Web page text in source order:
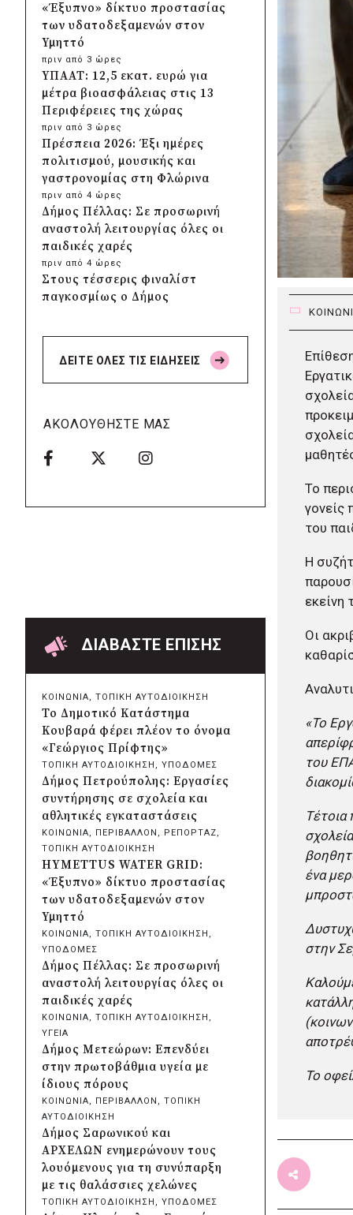
Το
γονείς
του
Η
εκείνη
Οι
«Το
του
Τέτοια
ένα
στην
Το
«Έξυπνο» δίκτυο προστασίας
των υδατοδεξαμενών στον
Υμηττό
πριν από 3 ώρες
ΥΠΑΑΤ: 12,5 εκατ. ευρώ για
μέτρα βιοασφάλειας στις 13
Περιφέρειες της χώρας
πριν από 3 ώρες
Πρέσπεια 2026: Έξι ημέρες
πολιτισμού, μουσικής και
γαστρονομίας στη Φλώρινα
πριν από 4 ώρες
Δήμος Πέλλας: Σε προσωρινή
αναστολή λειτουργίας όλες οι
παιδικές χαρές
πριν από 4 ώρες
Στους τέσσερις φιναλίστ
παγκοσμίως ο Δήμος
Δήμος Μετεώρων: Επενδύει
στην πρωτοβάθμια υγεία με
Δήμος Παπάγου-Χολαργού:
Επαναλαμβανόμενοι
βανδαλισμοί στο δίκτυο
το εκκλησάκι της
Μεταμόρφωσης του Σωτήρος
πριν από 5 ώρες
Περιφέρεια Αττικής: Έξι
ψηφιακή μετάβαση των
επιχειρήσεων
πριν από 5 ώρες
Δήμος Σαρωνικού και
ΑΡΧΕΛΩΝ ενημερώνουν τους
λουόμενους για τη συνύπαρξη
με τις θαλάσσιες χελώνες
πριν από 5 ώρες
Δήμος Κυθήρων: Απαγόρευση
πρόσβασης στην παραλία
Λυκοδήμου για λόγους
ασφαλείας
πριν από 6 ώρες
Προφυλακίστηκε ο δήμαρχος
Στυλίδας για τη φωτιά στη
Βοιωτία – Σε αναστολή το
αιολικό πάρκο
πριν από μία μέρα
Δήμος Ηλιούπολης: Εργασίες
αναβάθμισης στα αθλητικά
κέντρα ενόψει της νέας χρονιάς
πριν από μία μέρα
Περιφέρεια Κεντρικής
Μακεδονίας: Λύση για τη
μεταφορά 16.500 μαθητών
πριν από μία μέρα
Περιφέρεια Στερεάς Ελλάδας:
Ενίσχυση του ΕΣΥ με 34 νέα
ασθενοφόρα από πόρους του
ΕΣΠΑ
ΔΕΙΤΕ ΟΛΕΣ ΤΙΣ ΕΙΔΗΣΕΙΣ
ΑΚΟΛΟΥΘΗΣΤΕ ΜΑΣ
ΔΙΑΒΑΣΤΕ ΕΠΙΣΗΣ
ΚΟΙΝΩΝΙΑ, ΤΟΠΙΚΗ ΑΥΤΟΔΙΟΙΚΗΣΗ
Το Δημοτικό Κατάστημα
Κουβαρά φέρει πλέον το όνομα
«Γεώργιος Πρίφτης»
ΤΟΠΙΚΗ ΑΥΤΟΔΙΟΙΚΗΣΗ , ΥΠΟΔΟΜΕΣ
Δήμος Πετρούπολης: Εργασίες
συντήρησης σε σχολεία και
αθλητικές εγκαταστάσεις
ΚΟΙΝΩΝΙΑ, ΠΕΡΙΒΑΛΛΟΝ , ΡΕΠΟΡΤΑΖ
ΤΟΠΙΚΗ ΑΥΤΟΔΙΟΙΚΗΣΗ
HYMETTUS WATER GRID:
«Έξυπνο» δίκτυο προστασίας
των υδατοδεξαμενών στον
Υμηττό
ΚΟΙΝΩΝΙΑ, ΤΟΠΙΚΗ ΑΥΤΟΔΙΟΙΚΗΣΗ
ΥΠΟΔΟΜΕΣ
Δήμος Πέλλας: Σε προσωρινή
αναστολή λειτουργίας όλες οι
παιδικές χαρές
ΚΟΙΝΩΝΙΑ, ΤΟΠΙΚΗ ΑΥΤΟΔΙΟΙΚΗΣΗ
ΥΓΕΙΑ
Δήμος Μετεώρων: Επενδύει
στην πρωτοβάθμια υγεία με
ίδιους πόρους
ΚΟΙΝΩΝΙΑ, ΠΕΡΙΒΑΛΛΟΝ , ΤΟΠΙΚΗ
ΑΥΤΟΔΙΟΙΚΗΣΗ
Δήμος Σαρωνικού και
ΑΡΧΕΛΩΝ ενημερώνουν τους
λουόμενους για τη συνύπαρξη
με τις θαλάσσιες χελώνες
ΤΟΠΙΚΗ ΑΥΤΟΔΙΟΙΚΗΣΗ , ΥΠΟΔΟΜΕΣ